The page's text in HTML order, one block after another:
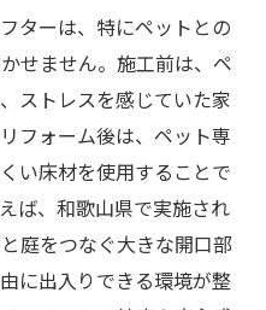
ターは、特にペットとの
せません。施工前は、ペ
ストレスを感じていた家
フォーム後は、ペット専
い床材を使用することで
ば、和歌山県で実施され
庭をつなぐ大きな開口部
に出入りできる環境が整